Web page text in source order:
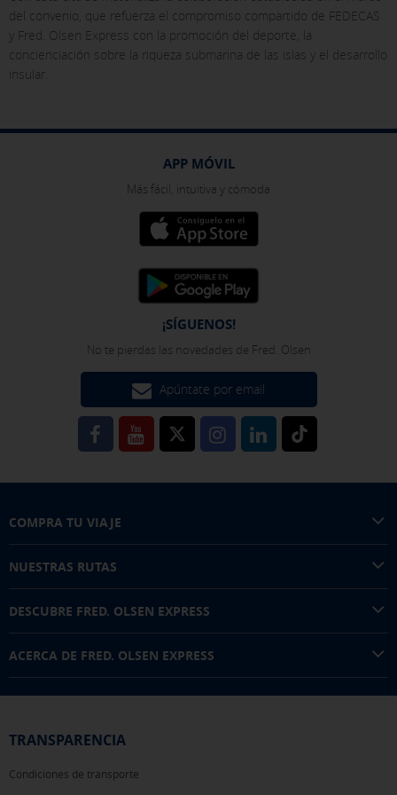
del convenio, que refuerza el compromiso compartido de FEDECAS
y Fred. Olsen Express con la promoción del deporte, la
concienciación sobre la riqueza submarina de las islas y el desarrollo
insular.
APP MÓVIL
Más fácil, intuitiva y cómoda
¡SÍGUENOS!
No te pierdas las novedades de Fred. Olsen
Apúntate por email
COMPRA TU VIAJE
NUESTRAS RUTAS
DESCUBRE FRED. OLSEN EXPRESS
ACERCA DE FRED. OLSEN EXPRESS
TRANSPARENCIA
Condiciones de transporte
Puedes volver a configurar tus cookies desde la sección "Política de
cookies" al pie de la página. También puedes consultar nuestra